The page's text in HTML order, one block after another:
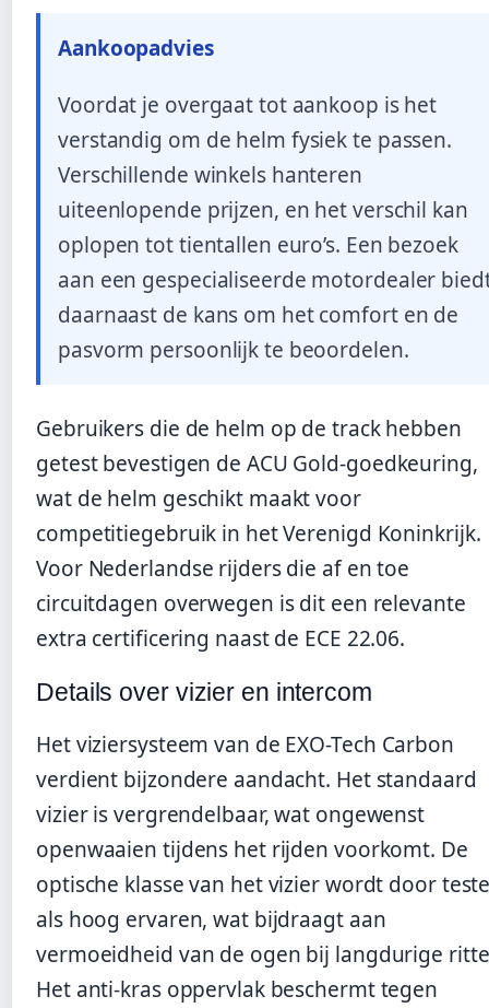
Aankoopadvies
Voordat je overgaat tot aankoop is het
verstandig om de helm fysiek te passen.
Verschillende winkels hanteren
uiteenlopende prijzen, en het verschil kan
oplopen tot tientallen euro’s. Een bezoek
aan een gespecialiseerde motordealer
daarnaast de kans om het comfort en de
pasvorm persoonlijk te beoordelen.
Gebruikers die de helm op de track hebben
getest bevestigen de ACU Gold-goedkeuring,
wat de helm geschikt maakt voor
competitiegebruik in het Verenigd Koninkrijk.
Voor Nederlandse rijders die af en toe
circuitdagen overwegen is dit een relevante
extra certificering naast de ECE 22.06.
Details over vizier en intercom
Het viziersysteem van de EXO-Tech Carbon
verdient bijzondere aandacht. Het standaard
vizier is vergrendelbaar, wat ongewenst
openwaaien tijdens het rijden voorkomt. De
optische klasse van het vizier wordt door
als hoog ervaren, wat bijdraagt aan
vermoeidheid van de ogen bij langdurige
Het anti-kras oppervlak beschermt tegen